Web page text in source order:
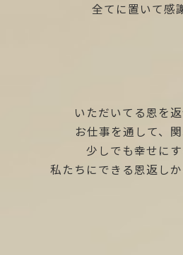
全てに置いて感
いただいてる恩を
お仕事を通して、
少しでも幸せに
私たちにできる恩返し